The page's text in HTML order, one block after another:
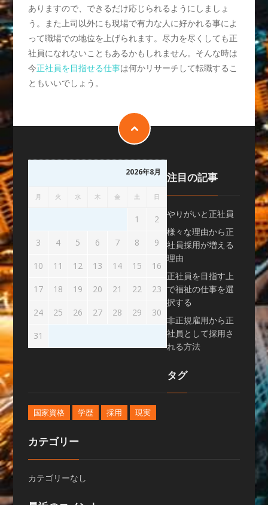
ありますので、できるだけ応じられるようにしましょ
う。また上司以外にも現場で有力な人に好かれる事によ
って職場での地位を上げられます。尽力を尽くしても正
社員になれないこともあるかもしれません。そんな時は
今正社員を目指せる仕事は何かリサーチして転職するこ
ともいいでしょう。
2026年8月
月 火 水 木 金 土 日
1 2
3 4 5 6 7 8 9
10 11 12 13 14 15 16
17 18 19 20 21 22 23
24 25 26 27 28 29 30
31
注目の記事
やりがいと正社員
様々な理由から正
社員採用が増える
理由
正社員を目指す上
で福祉の仕事を選
択する
非正規雇用から正
社員として採用さ
れる方法
タグ
国家資格 学歴 採用 現実
カテゴリー
カテゴリーなし